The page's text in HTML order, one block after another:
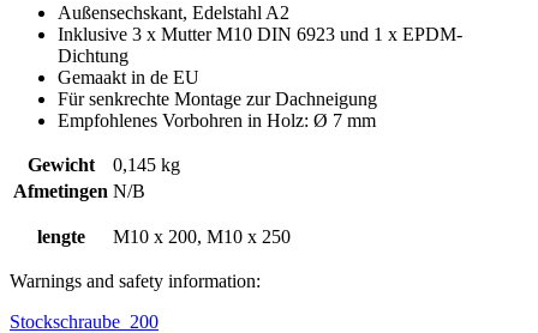
Außensechskant, Edelstahl A2
Inklusive 3 x Mutter M10 DIN 6923 und 1 x EPDM-
Dichtung
Gemaakt in de EU
Für senkrechte Montage zur Dachneigung
Empfohlenes Vorbohren in Holz: Ø 7 mm
Gewicht
0,145 kg
Afmetingen N/B
lengte M10 x 200, M10 x 250
Warnings and safety information:
Stockschraube_200